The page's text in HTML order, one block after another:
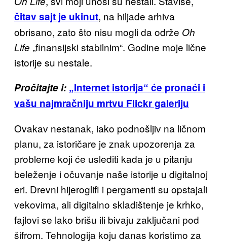
čitav sajt je ukinut, na hiljade arhiva
obrisano, zato što nisu mogli da održe Oh
Life „finansijski stabilnim“. Godine moje lične
istorije su nestale.
Pročitajte i: „Internet istorija“ će pronaći i
vašu najmračniju mrtvu Flickr galeriju
Ovakav nestanak, iako podnošljiv na ličnom
planu, za istoričare je znak upozorenja za
probleme koji će uslediti kada je u pitanju
beleženje i očuvanje naše istorije u digitalnoj
eri. Drevni hijeroglifi i pergamenti su opstajali
vekovima, ali digitalno skladištenje je krhko,
fajlovi se lako brišu ili bivaju zaključani pod
šifrom. Tehnologija koju danas koristimo za